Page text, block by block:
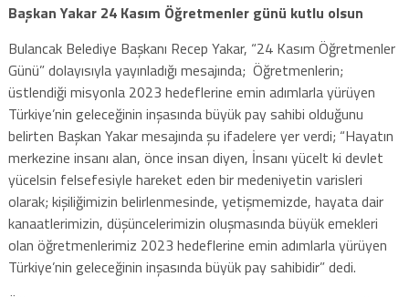
Başkan Yakar 24 Kasım Öğretmenler günü kutlu olsun
Bulancak Belediye Başkanı Recep Yakar, “24 Kasım Öğretmenler
Günü” dolayısıyla yayınladığı mesajında; Öğretmenlerin;
üstlendiği misyonla 2023 hedeflerine emin adımlarla yürüyen
Türkiye’nin geleceğinin inşasında büyük pay sahibi olduğunu
belirten Başkan Yakar mesajında şu ifadelere yer verdi; “Hayatın
merkezine insanı alan, önce insan diyen, İnsanı yücelt ki devlet
yücelsin felsefesiyle hareket eden bir medeniyetin varisleri
olarak; kişiliğimizin belirlenmesinde, yetişmemizde, hayata dair
kanaatlerimizin, düşüncelerimizin oluşmasında büyük emekleri
olan öğretmenlerimiz 2023 hedeflerine emin adımlarla yürüyen
Türkiye’nin geleceğinin inşasında büyük pay sahibidir” dedi.